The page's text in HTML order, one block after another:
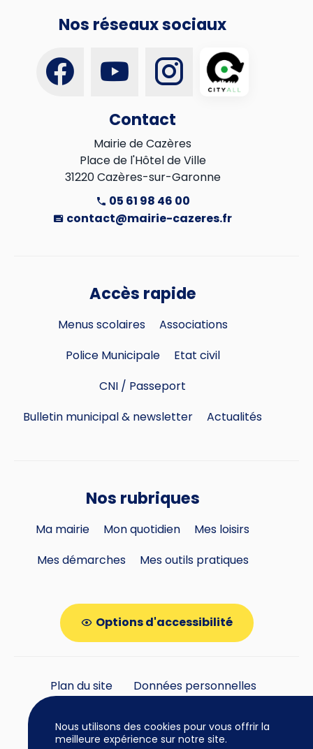
Nos réseaux sociaux
Contact
Mairie de Cazères
Place de l'Hôtel de Ville
31220 Cazères-sur-Garonne
05 61 98 46 00
contact@mairie-cazeres.fr
Accès rapide
Menus scolaires
Associations
Police Municipale
Etat civil
CNI / Passeport
Bulletin municipal & newsletter
Actualités
Nos rubriques
Ma mairie Mon quotidien
Mes loisirs
Mes démarches
Mes outils pratiques
Options d'accessibilité
Plan du site
Données personnelles
Nous utilisons des cookies pour vous offrir la
meilleure expérience sur notre site.